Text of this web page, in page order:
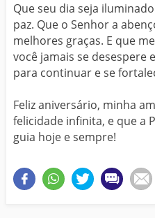
Que seu dia seja
paz. Que o Senhor a
melhores graças. E que
você jamais se desespere
para continuar e se
Feliz aniversário, minha
felicidade infinita, e que a
guia hoje e sempre!